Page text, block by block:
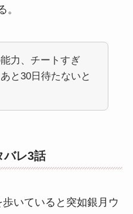
。
力、チートすぎ
と30日待たないと
バレ3話
いていると突如銀月ウ